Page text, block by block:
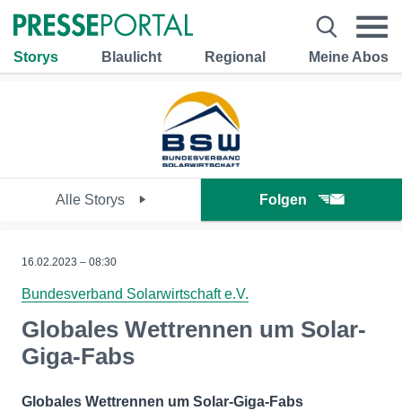
Storys Blaulicht Regional Meine Abos
Alle Storys Folgen
16.02.2023 – 08:30
Bundesverband Solarwirtschaft e.V.
Globales Wettrennen um Solar-
Giga-Fabs
Globales Wettrennen um Solar-Giga-Fabs